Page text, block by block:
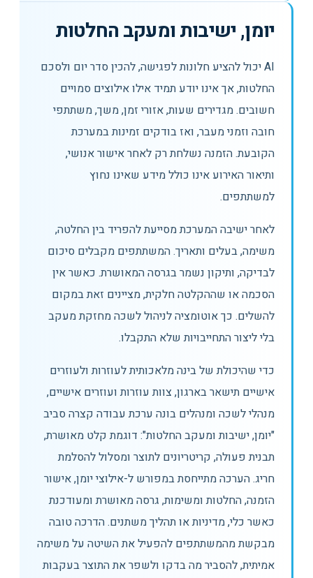
יומן, ישיבות ומעקב החלטות
AI יכול להציע חלונות לפגישה, להכין סדר יום ולסכם
החלטות, אך אינו יודע תמיד אילו אילוצים סמויים
חשובים. מגדירים שעות, אזורי זמן, משך, משתתפי
חובה וזמני מעבר, ואז בודקים זמינות במערכת
הקובעת. הזמנה נשלחת רק לאחר אישור אנושי,
ותיאור האירוע אינו כולל מידע שאינו נחוץ
למשתתפים.
לאחר ישיבה המערכת מסייעת להפריד בין החלטה,
משימה, בעלים ותאריך. המשתתפים מקבלים סיכום
לבדיקה, ותיקון נשמר בגרסה המאושרת. כאשר אין
הסכמה או שההקלטה חלקית, מציינים זאת במקום
להשלים. כך אוטומציה לניהול לשכה מחזקת מעקב
בלי ליצור התחייבויות שלא התקבלו.
כדי שהיכולת של בינה מלאכותית לעוזרות ולעוזרים
אישיים תישאר בארגון, צוות עוזרות ועוזרים אישיים,
מנהלי לשכה ומנהלים בונה ערכת עבודה קצרה סביב
"יומן, ישיבות ומעקב החלטות": דוגמת קלט מאושרת,
תבנית פעולה, קריטריונים לתוצר ומסלול להסלמת
חריג. הערכה מתייחסת במפורש ל-אילוצי יומן, אישור
הזמנה, החלטות ומשימות, גרסה מאושרת ומעודכנת
כאשר כלי, מדיניות או תהליך משתנים. הדרכה טובה
מבקשת מהמשתתפים להפעיל את השיטה על משימה
אמיתית, להסביר מה בדקו ולשפר את התוצר בעקבות